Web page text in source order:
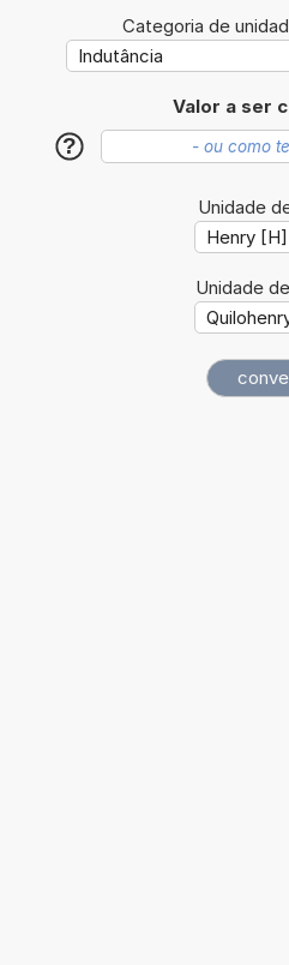
Categoria de
Valor a ser
?
Unidade
Unidade